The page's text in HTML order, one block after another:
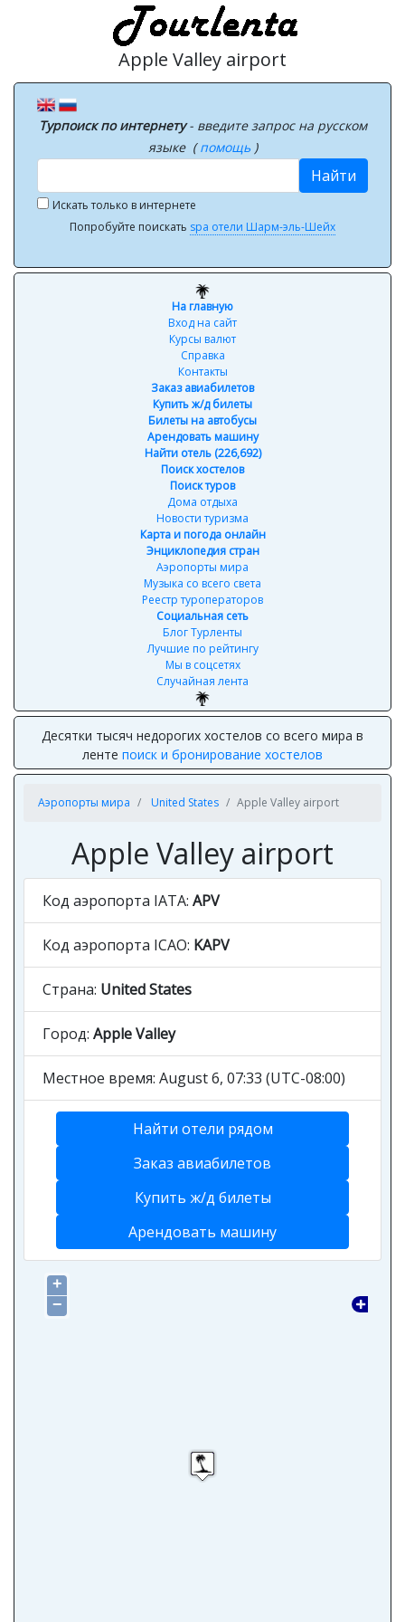
Apple Valley airport
Турпоиск по интернету- введите запрос на русском
языке (помощь )
Найти
Искать только в интернете
Попробуйте поискать spa отели Шарм-эль-Шейх
На главную
Вход на сайт
Курсы валют
Справка
Контакты
Заказ авиабилетов
Купить ж/д билеты
Билеты на автобусы
Арендовать машину
Найти отель (226,692)
Поиск хостелов
Поиск туров
Дома отдыха
Новости туризма
Карта и погода онлайн
Энциклопедия стран
Аэропорты мира
Музыка со всего света
Реестр туроператоров
Социальная сеть
Блог Турленты
Лучшие по рейтингу
Мы в соцсетях
Случайная лента
Десятки тысяч недорогих хостелов со всего мира в
ленте поиск и бронирование хостелов
Аэропорты мира United States Apple Valley airport
Apple Valley airport
Код аэропорта IATA: APV
Код аэропорта ICAO: KAPV
Страна: United States
Город: Apple Valley
Местное время: August 6, 07:33 (UTC-08:00)
Найти отели рядом
Заказ авиабилетов
Купить ж/д билеты
Арендовать машину
+
−